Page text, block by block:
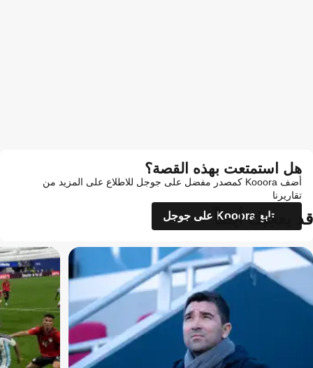
هل استمتعت بهذه القصة؟
أضف Kooora كمصدر مفضل على جوجل للاطلاع على المزيد من
تقاريرنا
تابع Kooora على جوجل
قد يعجبك أيضاً